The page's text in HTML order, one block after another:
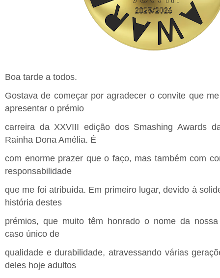
Boa tarde a todos.
Gostava de começar por agradecer o convite que
apresentar o prémio
carreira da XXVIII edição dos Smashing Awards
Rainha Dona Amélia. É
com enorme prazer que o faço, mas também com
responsabilidade
que me foi atribuída. Em primeiro lugar, devido à
história destes
prémios, que muito têm honrado o nome da
caso único de
qualidade e durabilidade, atravessando várias
deles hoje adultos